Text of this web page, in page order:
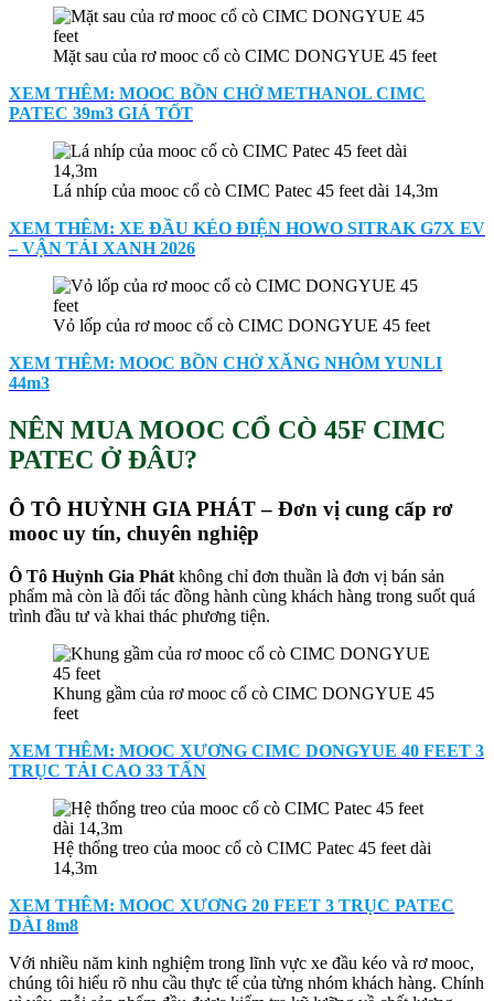
Mặt sau của rơ mooc cổ cò CIMC DONGYUE 45 feet
XEM THÊM: MOOC BỒN CHỞ METHANOL CIMC
PATEC 39m3 GIÁ TỐT
Lá nhíp của mooc cổ cò CIMC Patec 45 feet dài 14,3m
XEM THÊM: XE ĐẦU KÉO ĐIỆN HOWO SITRAK G7X EV
– VẬN TẢI XANH 2026
Vỏ lốp của rơ mooc cổ cò CIMC DONGYUE 45 feet
XEM THÊM: MOOC BỒN CHỞ XĂNG NHÔM YUNLI
44m3
NÊN MUA MOOC CỔ CÒ 45F CIMC
PATEC Ở ĐÂU?
Ô TÔ HUỲNH GIA PHÁT– Đơn vị cung cấp rơ
mooc uy tín, chuyên nghiệp
Ô Tô Huỳnh Gia Phát không chỉ đơn thuần là đơn vị bán sản
phẩm mà còn là đối tác đồng hành cùng khách hàng trong suốt quá
trình đầu tư và khai thác phương tiện.
Khung gầm của rơ mooc cổ cò CIMC DONGYUE 45
feet
XEM THÊM: MOOC XƯƠNG CIMC DONGYUE 40 FEET 3
TRỤC TẢI CAO 33 TẤN
Hệ thống treo của mooc cổ cò CIMC Patec 45 feet dài
14,3m
XEM THÊM: MOOC XƯƠNG 20 FEET 3 TRỤC PATEC
DÀI 8m8
Với nhiều năm kinh nghiệm trong lĩnh vực xe đầu kéo và rơ mooc,
chúng tôi hiểu rõ nhu cầu thực tế của từng nhóm khách hàng. Chính